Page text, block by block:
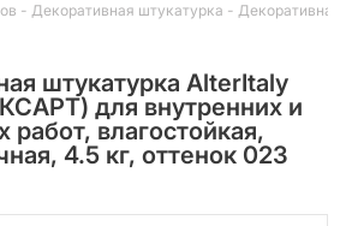
- Декоративная штукатурка - Декоративная
штукатурка AlterItaly
для внутренних и
работ, влагостойкая,
4.5 кг, оттенок 023